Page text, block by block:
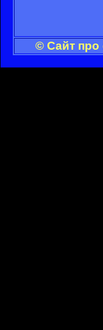
© Сайт про